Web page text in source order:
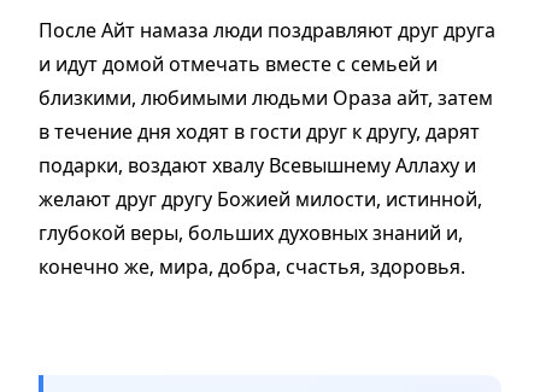
После Айт намаза люди поздравляют друг друга
и идут домой отмечать вместе с семьей и
близкими, любимыми людьми Ораза айт, затем
в течение дня ходят в гости друг к другу, дарят
подарки, воздают хвалу Всевышнему Аллаху и
желают друг другу Божией милости, истинной,
глубокой веры, больших духовных знаний и,
конечно же, мира, добра, счастья, здоровья.